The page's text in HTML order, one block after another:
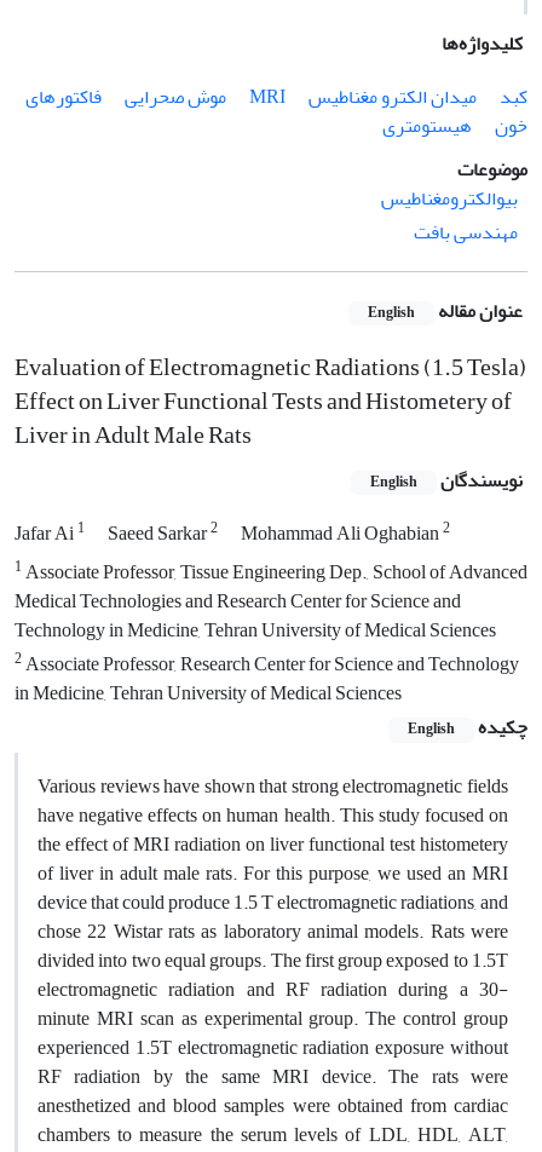
کلیدواژه‌ها
کبد
میدان الکترو مغناطیس MRI موش صحرایی
فاکتورهای
خون
هیستومتری
موضوعات
بیوالکترومغناطیس
مهندسی بافت
عنوان مقاله English
Evaluation of Electromagnetic Radiations (1.5 Tesla)
Effect on Liver Functional Tests and Histometery of
Liver in Adult Male Rats
نویسندگان English
Jafar Ai1 Saeed Sarkar2 Mohammad Ali Oghabian2
1Associate Professor, Tissue Engineering Dep., School of Advanced
Medical Technologies and Research Center for Science and
Technology in Medicine, Tehran University of Medical Sciences
2Associate Professor, Research Center for Science and Technology
in Medicine, Tehran University of Medical Sciences
چکیده
English
Various reviews have shown that strong electromagnetic fields
have negative effects on human health. This study focused on
the effect of MRI radiation on liver functional test histometery
of liver in adult male rats. For this purpose, we used an MRI
device that could produce 1.5 T electromagnetic radiations, and
chose 22 Wistar rats as laboratory animal models. Rats were
divided into two equal groups. The first group exposed to 1.5T
electromagnetic radiation and RF radiation during a 30-
minute MRI scan as experimental group. The control group
experienced 1.5T electromagnetic radiation exposure without
RF radiation by the same MRI device. The rats were
anesthetized and blood samples were obtained from cardiac
chambers to measure the serum levels of LDL, HDL, ALT,